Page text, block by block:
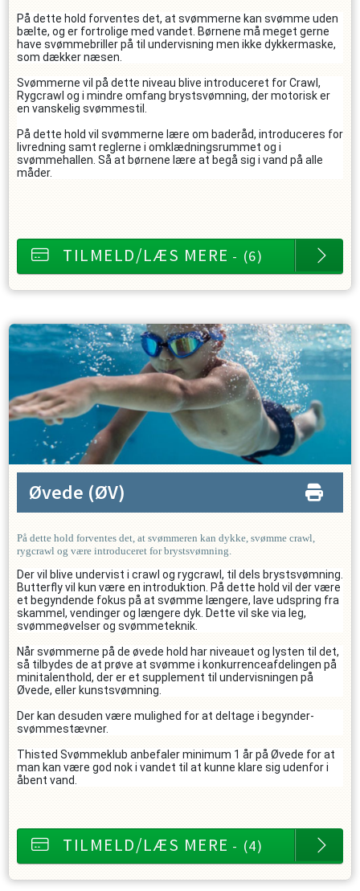
På dette hold forventes det, at svømmerne kan svømme uden
bælte, og er fortrolige med vandet. Børnene må meget gerne
have svømmebriller på til undervisning men ikke dykkermaske,
som dækker næsen.
Svømmerne vil på dette niveau blive introduceret for Crawl,
Rygcrawl og i mindre omfang brystsvømning, der motorisk er
en vanskelig svømmestil.
På dette hold vil svømmerne lære om baderåd, introduceres for
livredning samt reglerne i omklædningsrummet og i
svømmehallen. Så at børnene lære at begå sig i vand på alle
måder.
TILMELD/LÆS MERE - (6)
Øvede (ØV)
På dette hold forventes det, at svømmeren kan dykke, svømme crawl,
rygcrawl og være introduceret for brystsvømning.
Der vil blive undervist i crawl og rygcrawl, til dels brystsvømning.
Butterfly vil kun være en introduktion. På dette hold vil der være
et begyndende fokus på at svømme længere, lave udspring fra
skammel, vendinger og længere dyk. Dette vil ske via leg,
svømmeøvelser og svømmeteknik.
Når svømmerne på de øvede hold har niveauet og lysten til det,
så tilbydes de at prøve at svømme i konkurrenceafdelingen på
minitalenthold, der er et supplement til undervisningen på
Øvede, eller kunstsvømning.
Der kan desuden være mulighed for at deltage i begynder-
svømmestævner.
Thisted Svømmeklub anbefaler minimum 1 år på Øvede for at
man kan være god nok i vandet til at kunne klare sig udenfor i
åbent vand.
TILMELD/LÆS MERE - (4)